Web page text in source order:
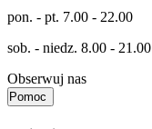
pon. - pt. 7.00 - 22.00
sob. - niedz. 8.00 - 21.00
Obserwuj nas
Pomoc